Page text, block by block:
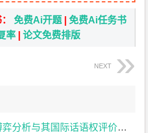
：免费Ai开题 |免费Ai任务书
率 |论文免费排版
NEXT
与其国际话语权评价研究开题报告